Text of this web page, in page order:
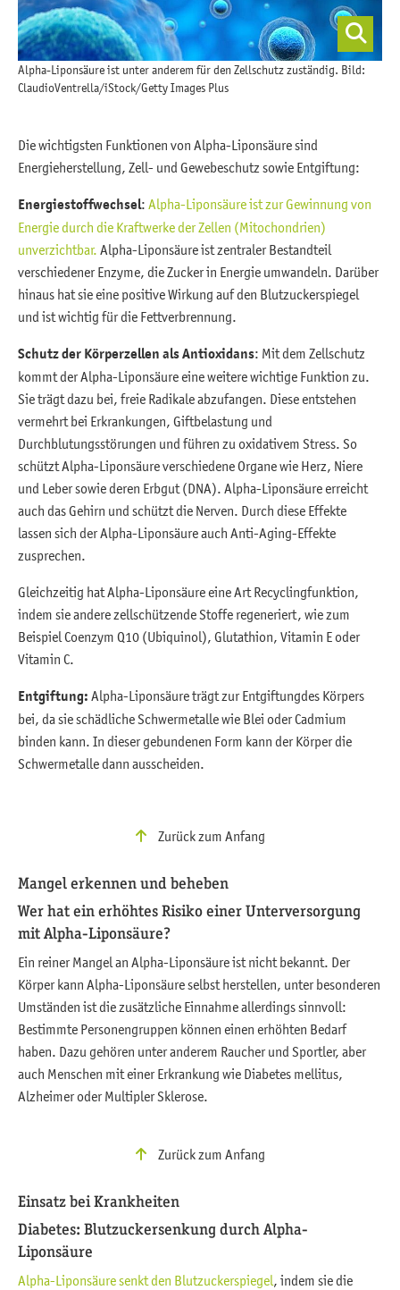
Alpha-Liponsäure ist unter anderem für den Zellschutz zuständig. Bild:
ClaudioVentrella/iStock/Getty Images Plus
Die wichtigsten Funktionen von Alpha-Liponsäure sind
Energieherstellung, Zell- und Gewebeschutz sowie Entgiftung:
Energiestoffwechsel: Alpha-Liponsäure ist zur Gewinnung von
Energie durch die Kraftwerke der Zellen (Mitochondrien)
unverzichtbar. Alpha-Liponsäure ist zentraler Bestandteil
verschiedener Enzyme, die Zucker in Energie umwandeln. Darüber
hinaus hat sie eine positive Wirkung auf den Blutzuckerspiegel
und ist wichtig für die Fettverbrennung.
Schutz der Körperzellen als Antioxidans: Mit dem Zellschutz
kommt der Alpha-Liponsäure eine weitere wichtige Funktion zu.
Sie trägt dazu bei, freie Radikale abzufangen. Diese entstehen
vermehrt bei Erkrankungen, Giftbelastung und
Durchblutungsstörungen und führen zu oxidativem Stress. So
schützt Alpha-Liponsäure verschiedene Organe wie Herz, Niere
und Leber sowie deren Erbgut (DNA). Alpha-Liponsäure erreicht
auch das Gehirn und schützt die Nerven. Durch diese Effekte
lassen sich der Alpha-Liponsäure auch Anti-Aging-Effekte
zusprechen.
Gleichzeitig hat Alpha-Liponsäure eine Art Recyclingfunktion,
indem sie andere zellschützende Stoffe regeneriert, wie zum
Beispiel Coenzym Q10 (Ubiquinol), Glutathion, Vitamin E oder
Vitamin C.
Entgiftung: Alpha-Liponsäure trägt zur Entgiftungdes Körpers
bei, da sie schädliche Schwermetalle wie Blei oder Cadmium
binden kann. In dieser gebundenen Form kann der Körper die
Schwermetalle dann ausscheiden.
Zurück zum Anfang
Mangel erkennen und beheben
Wer hat ein erhöhtes Risiko einer Unterversorgung
mit Alpha-Liponsäure?
Ein reiner Mangel an Alpha-Liponsäure ist nicht bekannt. Der
Körper kann Alpha-Liponsäure selbst herstellen, unter besonderen
Umständen ist die zusätzliche Einnahme allerdings sinnvoll:
Bestimmte Personengruppen können einen erhöhten Bedarf
haben. Dazu gehören unter anderem Raucher und Sportler, aber
auch Menschen mit einer Erkrankung wie Diabetes mellitus,
Alzheimer oder Multipler Sklerose.
Zurück zum Anfang
Einsatz bei Krankheiten
Diabetes: Blutzuckersenkung durch Alpha-
Liponsäure
Alpha-Liponsäure senkt den Blutzuckerspiegel, indem sie die